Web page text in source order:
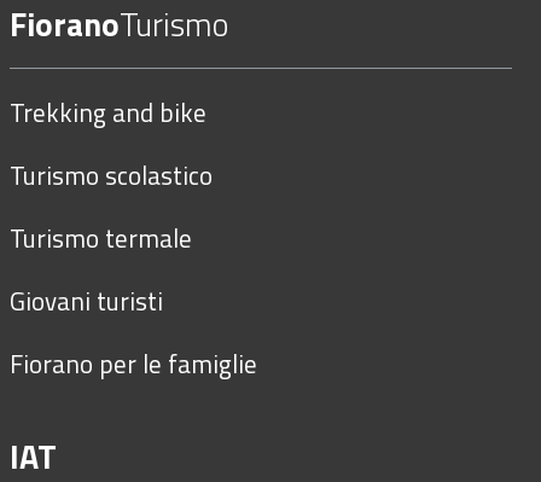
FioranoTurismo
Trekking and bike
Turismo scolastico
Turismo termale
Giovani turisti
Fiorano per le famiglie
IAT